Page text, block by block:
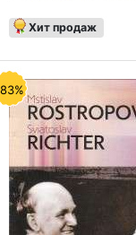
классиками и
представлен в
полноцветный
и музыкального
краткими
фотографиями
композиторов.
CD 1 - 20
сыновьях Баха,
Кристиане, о
Перселле,
Вивальди CD 21 -
Хит продаж